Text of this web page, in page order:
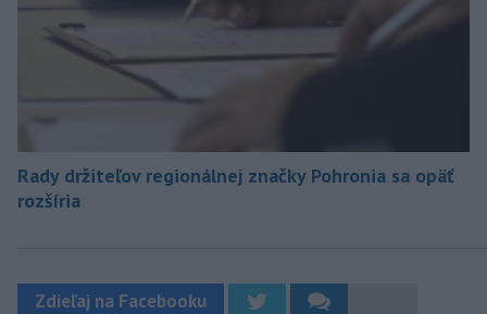
Rady držiteľov regionálnej značky Pohronia sa opäť
rozšíria
Zdieľaj na Facebooku